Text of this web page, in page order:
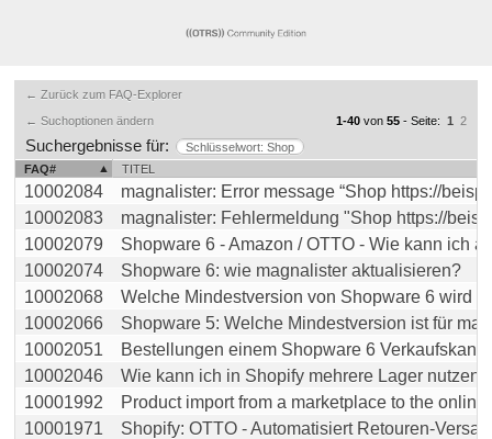
← Zurück zum FAQ-Explorer
← Suchoptionen ändern
1-40 von 55 - Seite: 1 2
Suchergebnisse für:
Schlüsselwort: Shop
FAQ#
TITEL
10002084
magnalister: Error message “Shop https://
10002083
magnalister: Fehlermeldung "Shop https://
10002079
Shopware 6 - Amazon / OTTO - Wie kann ich
10002074
Shopware 6: wie magnalister aktualisieren?
10002068
Welche Mindestversion von Shopware 6 wird
10002066
Shopware 5: Welche Mindestversion ist für
10002051
Bestellungen einem Shopware 6
10002046
Wie kann ich in Shopify mehrere Lager nutzen?
10001992
Product import from a marketplace to the online
10001971
Shopify: OTTO - Automatisiert Retouren-